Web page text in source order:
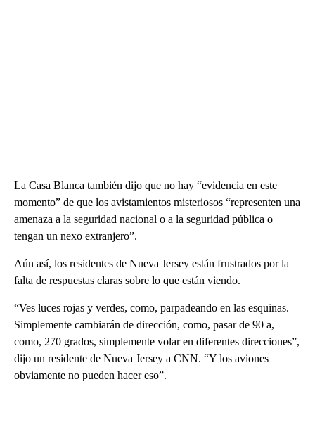
La Casa Blanca también dijo que no hay “evidencia en este
momento” de que los avistamientos misteriosos “representen una
amenaza a la seguridad nacional o a la seguridad pública o
tengan un nexo extranjero”.
Aún así, los residentes de Nueva Jersey están frustrados por la
falta de respuestas claras sobre lo que están viendo.
“Ves luces rojas y verdes, como, parpadeando en las esquinas.
Simplemente cambiarán de dirección, como, pasar de 90 a,
como, 270 grados, simplemente volar en diferentes direcciones”,
dijo un residente de Nueva Jersey a CNN. “Y los aviones
obviamente no pueden hacer eso”.